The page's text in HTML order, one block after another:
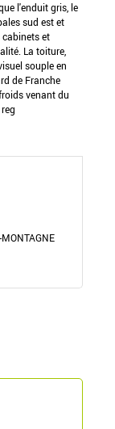
l'enduit gris, le
sud est et
cabinets et
La toiture,
souple en
de Franche
venant du